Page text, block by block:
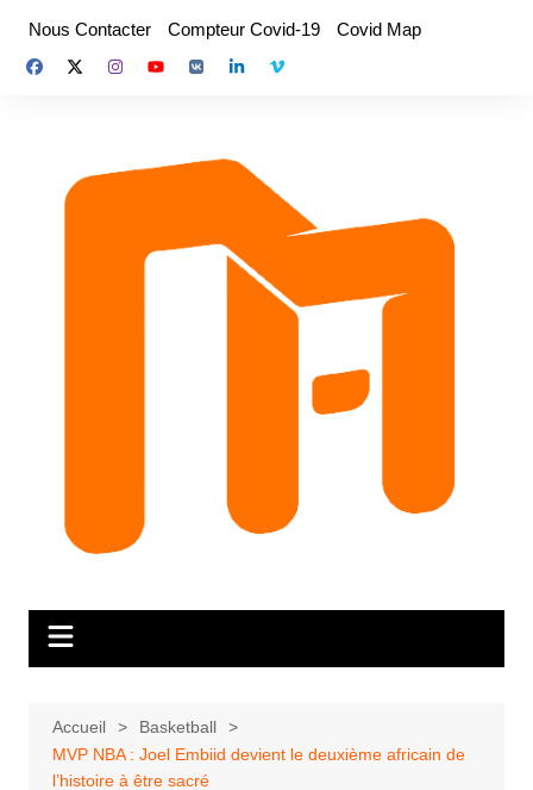
contenu
Nous Contacter Compteur Covid-19 Covid Map
Accueil
Basketball
MVP NBA : Joel Embiid devient le deuxième africain de
l’histoire à être sacré